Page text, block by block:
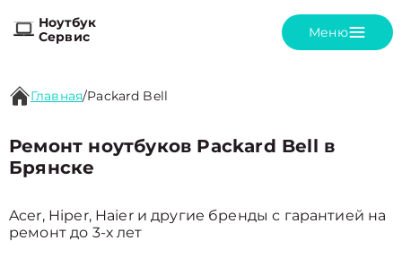
Ноутбук
Сервис
Меню
Главная/Packard Bell
Ремонт ноутбуков Packard Bell в
Брянске
Acer, Hiper, Haier и другие бренды с гарантией на
ремонт до 3-х лет